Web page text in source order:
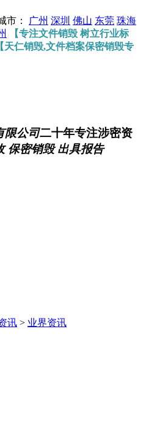
市： 广州 深圳 佛山 东莞 珠海
【专注文件销毁 树立行业标
仁销毁,文件档案保密销毁专
限公司二十年专注涉密资
保密销毁 出具报告
讯 > 业界资讯